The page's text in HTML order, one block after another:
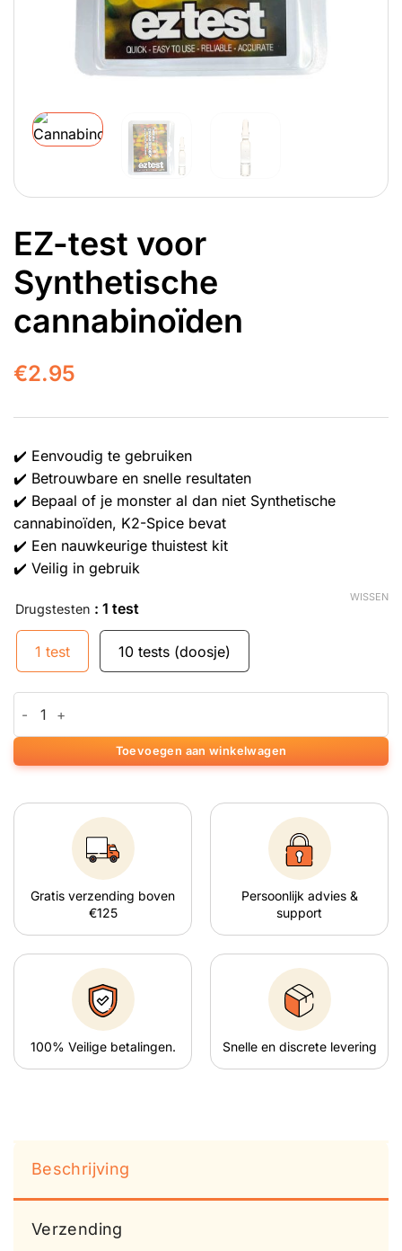
EZ-test voor
Synthetische
cannabinoïden
€2.95
✔️ Eenvoudig te gebruiken
✔️ Betrouwbare en snelle resultaten
✔️ Bepaal of je monster al dan niet Synthetische
cannabinoïden, K2-Spice bevat
✔️ Een nauwkeurige thuistest kit
✔️ Veilig in gebruik
Drugstesten : 1 test
1 test 10 tests (doosje)
WISSEN
Toevoegen aan winkelwagen
Gratis verzending boven
€125
Persoonlijk advies &
support
100% Veilige betalingen. Snelle en discrete levering
Beschrijving
Verzending